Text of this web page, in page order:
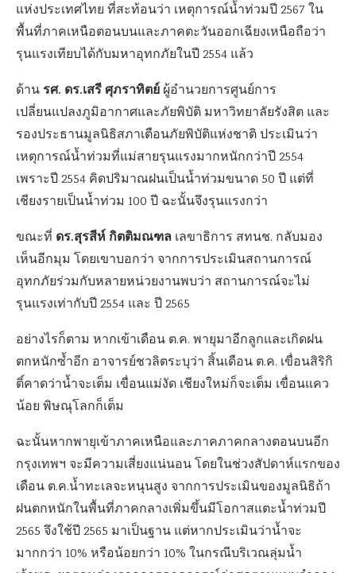
แห่งประเทศไทย ที่สะท้อนว่า เหตุการณ์น้ำท่วมปี 2567 ใน
พื้นที่ภาคเหนือตอนบนและภาคตะวันออกเฉียงเหนือถือว่า
รุนแรงเทียบได้กับมหาอุทกภัยในปี 2554 แล้ว
ด้าน รศ. ดร.เสรี ศุภราทิตย์ ผู้อำนวยการศูนย์การ
เปลี่ยนแปลงภูมิอากาศและภัยพิบัติ มหาวิทยาลัยรังสิต และ
รองประธานมูลนิธิสภาเตือนภัยพิบัติแห่งชาติ ประเมินว่า
เหตุการณ์น้ำท่วมที่แม่สายรุนแรงมากหนักกว่าปี 2554
เพราะปี 2554 คิดปริมาณฝนเป็นน้ำท่วมขนาด 50 ปี แต่ที่
เชียงรายเป็นน้ำท่วม 100 ปี ฉะนั้นจึงรุนแรงกว่า
ขณะที่ ดร.สุรสีห์ กิตติมณฑล เลขาธิการ สทนช. กลับมอง
เห็นอีกมุม โดยเขาบอกว่า จากการประเมินสถานการณ์
อุทกภัยร่วมกับหลายหน่วยงานพบว่า สถานการณ์จะไม่
รุนแรงเท่ากับปี 2554 และ ปี 2565
อย่างไรก็ตาม หากเข้าเดือน ต.ค. พายุมาอีกลูกและเกิดฝน
ตกหนักซ้ำอีก อาจารย์ชวลิตระบุว่า สิ้นเดือน ต.ค. เขื่อนสิริกิ
ติ์คาดว่าน้ำจะเต็ม เขื่อนแม่งัด เชียงใหม่ก็จะเต็ม เขื่อนแคว
น้อย พิษณุโลกก็เต็ม
ฉะนั้นหากพายุเข้าภาคเหนือและภาคภาคกลางตอนบนอีก
กรุงเทพฯ จะมีความเสี่ยงแน่นอน โดยในช่วงสัปดาห์แรกของ
เดือน ต.ค.น้ำทะเลจะหนุนสูง จากการประเมินของมูลนิธิถ้า
ฝนตกหนักในพื้นที่ภาคกลางเพิ่มขึ้นมีโอกาสแตะน้ำท่วมปี
2565 จึงใช้ปี 2565 มาเป็นฐาน แต่หากประเมินว่าน้ำจะ
มากกว่า 10% หรือน้อยกว่า 10% ในกรณีบริเวณลุ่มน้ำ